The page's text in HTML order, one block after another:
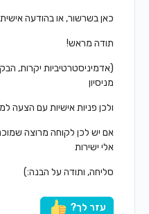
כאן בשרשור, או בהודעה
תודה מראש!
(אדמיניסטרטיביות יקרות,
מניסיון
ולכן פניות אישיות עם הצעה
אם יש לכן לקוחה מרוצה
אלי ישירות
סליחה, ותודה על הבנה:)
עזר לך?